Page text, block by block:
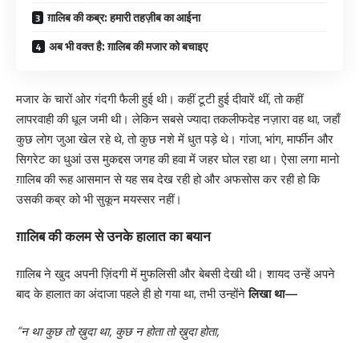
ग़ालिब की कब्र: हमारी तहज़ीब का आईना
अब भी वक्त है: ग़ालिब की मजार को बचाइए
मजार के चारों ओर गंदगी फैली हुई थी। कहीं टूटी हुई दीवारें थीं, तो कहीं
लापरवाही की धूल जमी थी। लेकिन सबसे ज्यादा तकलीफदेह नज़ारा वह था, जहाँ
कुछ लोग जुआ खेल रहे थे, तो कुछ नशे में धुत पड़े थे। गांजा, भांग, मार्फीन और
सिगरेट का धुआं उस मुकद्दस जगह की हवा में जहर घोल रहा था। ऐसा लगा मानो
ग़ालिब की रूह आसमान से यह सब देख रही हो और अफसोस कर रही हो कि
उसकी कब्र को भी सुकून मयस्सर नहीं।
ग़ालिब की कलम से उनके हालात का बयान
ग़ालिब ने खुद अपनी ज़िंदगी में मुफलिसी और बेबसी देखी थी। शायद उन्हें अपने
बाद के हालात का अंदाजा पहले ही हो गया था, तभी उन्होंनेलिखा था—
“न था कुछ तो ख़ुदा था, कुछ न होता तो ख़ुदा होता,